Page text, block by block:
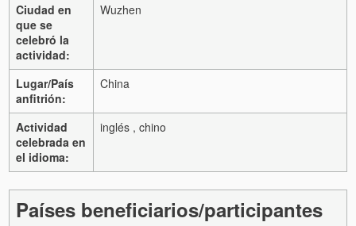
Ciudad en
que se
celebró la
actividad:
Wuzhen
Lugar/País
anfitrión:
China
Actividad
celebrada en
el idioma:
inglés , chino
Países beneficiarios/participantes